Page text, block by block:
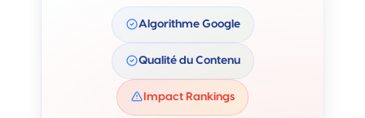
Algorithme Google
Qualité du Contenu
Impact Rankings